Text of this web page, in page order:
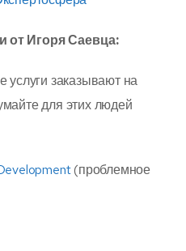
от Игоря Саевца:
услуги заказывают на
для этих людей
(проблемное